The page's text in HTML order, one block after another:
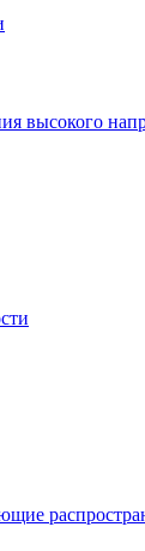
высокого